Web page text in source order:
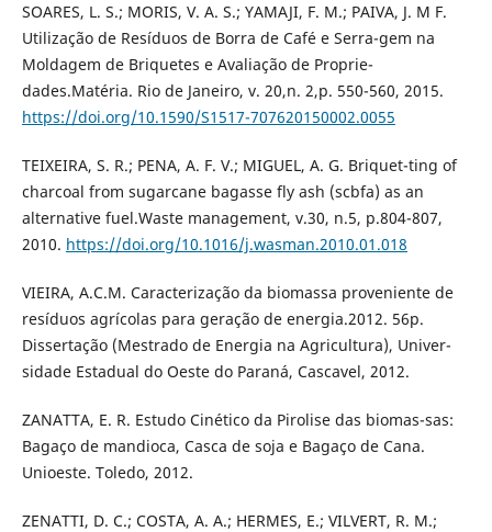
SOARES, L. S.; MORIS, V. A. S.; YAMAJI, F. M.; PAIVA, J. M F.
Utilização de Resíduos de Borra de Café e Serra-gem na
Moldagem de Briquetes e Avaliação de Proprie-
dades.Matéria. Rio de Janeiro, v. 20,n. 2,p. 550-560, 2015.
https://doi.org/10.1590/S1517-707620150002.0055
TEIXEIRA, S. R.; PENA, A. F. V.; MIGUEL, A. G. Briquet-ting of
charcoal from sugarcane bagasse fly ash (scbfa) as an
alternative fuel.Waste management, v.30, n.5, p.804-807,
2010. https://doi.org/10.1016/j.wasman.2010.01.018
VIEIRA, A.C.M. Caracterização da biomassa proveniente de
resíduos agrícolas para geração de energia.2012. 56p.
Dissertação (Mestrado de Energia na Agricultura), Univer-
sidade Estadual do Oeste do Paraná, Cascavel, 2012.
ZANATTA, E. R. Estudo Cinético da Pirolise das biomas-sas:
Bagaço de mandioca, Casca de soja e Bagaço de Cana.
Unioeste. Toledo, 2012.
ZENATTI, D. C.; COSTA, A. A.; HERMES, E.; VILVERT, R. M.;